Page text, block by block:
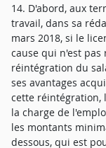
14. D'abord, aux
travail, dans sa
mars 2018, si le
cause qui n'est
réintégration du
ses avantages
cette réintégration,
la charge de
les montants
dessous, qui est